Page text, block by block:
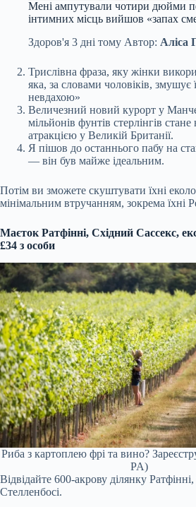
Мені ампутували чотири дюйми
інтимних місць вийшов «запах
Здоров'я 3 дні тому Автор: Аліса
Трислівна фраза, яку жінки
яка, за словами чоловіків, змушує
невдахою»
Величезний новий курорт у
мільйонів фунтів стерлінгів
атракцією у Великій Британії.
Я пішов до останнього пабу на
— він був майже ідеальним.
Потім ви зможете скуштувати їхні
мінімальним втручанням, зокрема їхні
Маєток Ратфінні, Східний Сассекс,
£34 з особи
Риба з картоплею фрі та вино?
PA)
Відвідайте 600-акрову ділянку
Стелленбосі.